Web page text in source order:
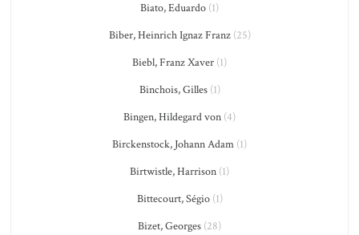
Biato, Eduardo (1)
Biber, Heinrich Ignaz Franz(25)
Biebl, Franz Xaver (1)
Binchois, Gilles(1)
Bingen, Hildegard von (4)
Birckenstock, Johann Adam (1)
Birtwistle, Harrison (1)
Bittecourt, Ségio(1)
Bizet, Georges (28)